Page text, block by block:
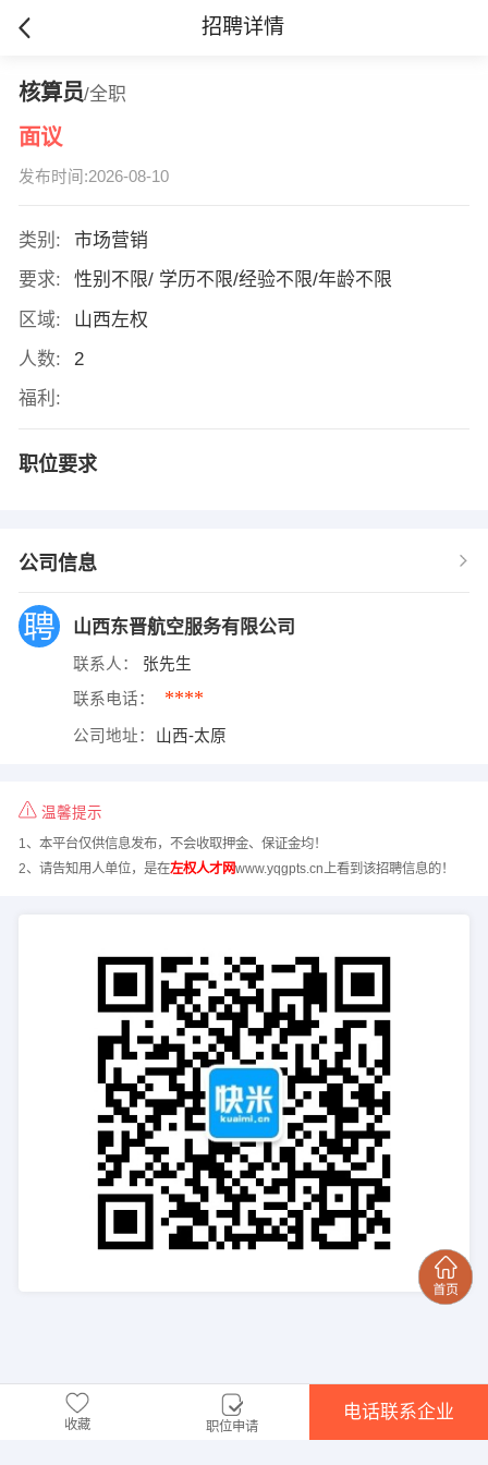
招聘详情
核算员/全职
面议
发布时间:2026-08-10
类别:
市场营销
要求:
性别不限/ 学历不限/经验不限/年龄不限
区域:
山西左权
人数:
2
福利:
职位要求
公司信息
山西东晋航空服务有限公司
联系人： 张先生
联系电话： ****
公司地址： 山西-太原
温馨提示
1、本平台仅供信息发布，不会收取押金、保证金均！
2、请告知用人单位，是在左权人才网www.yqgpts.cn上看到该招聘信息的！
收藏 职位申请
电话联系企业